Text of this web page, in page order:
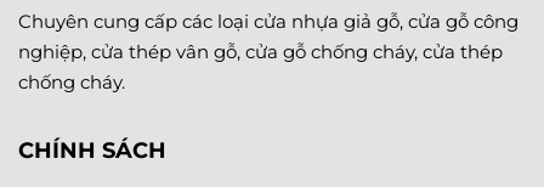
Chuyên cung cấp các loại cửa nhựa giả gỗ, cửa gỗ công
nghiệp, cửa thép vân gỗ, cửa gỗ chống cháy, cửa thép
chống cháy.
CHÍNH SÁCH